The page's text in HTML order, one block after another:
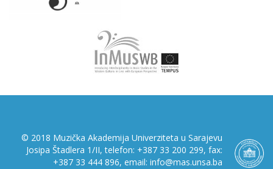
© 2018 Muzička Akademija Univerziteta u Sarajevu
Josipa Štadlera 1/II, telefon: +387 33 200 299, fax:
+387 33 444 896, email: info@mas.unsa.ba